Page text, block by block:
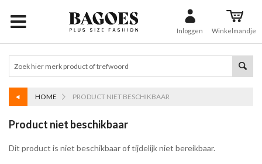
Inloggen Winkelmandje
HOME PRODUCT NIET BESCHIKBAAR
Product niet beschikbaar
Dit product is niet beschikbaar of tijdelijk niet bereikbaar.